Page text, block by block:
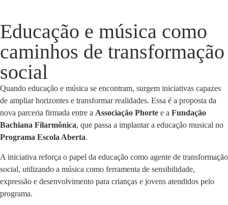
Educação e música como
caminhos de transformação
social
Quando educação e música se encontram, surgem iniciativas capazes
de ampliar horizontes e transformar realidades. Essa é a proposta da
nova parceria firmada entre a Associação Phorte e a Fundação
Bachiana Filarmônica, que passa a implantar a educação musical no
Programa Escola Aberta.
A iniciativa reforça o papel da educação como agente de transformação
social, utilizando a música como ferramenta de sensibilidade,
expressão e desenvolvimento para crianças e jovens atendidos pelo
programa.